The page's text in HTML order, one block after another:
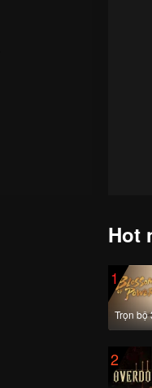
Hot
1
Trọn bộ
2